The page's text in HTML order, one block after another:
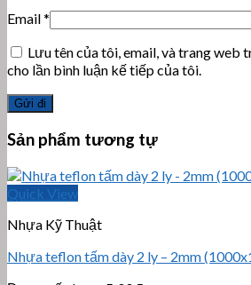
Email*
Lưu tên của tôi, email, và trang web
cho lần bình luận kế tiếp của tôi.
Sản phẩm tương tự
Quick View
Nhựa Kỹ Thuật
Nhựa teflon tấm dày 2 ly – 2mm